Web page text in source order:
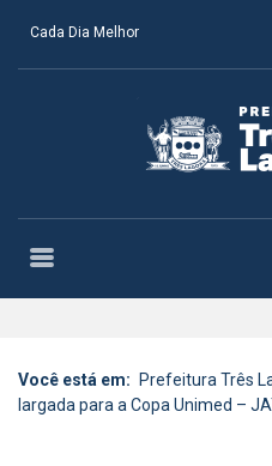
Cada Dia Melhor
Você está em: Prefeitura Três
largada para a Copa Unimed –